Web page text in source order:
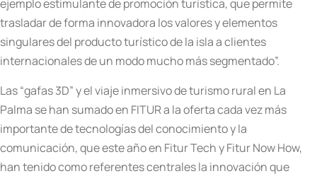
ejemplo estimulante de promoción turística, que permite
trasladar de forma innovadora los valores y elementos
singulares del producto turístico de la isla a clientes
internacionales de un modo mucho más segmentado”.
Las “gafas 3D” y el viaje inmersivo de turismo rural en La
Palma se han sumado en FITUR a la oferta cada vez más
importante de tecnologías del conocimiento y la
comunicación, que este año en Fitur Tech y Fitur Now How,
han tenido como referentes centrales la innovación que